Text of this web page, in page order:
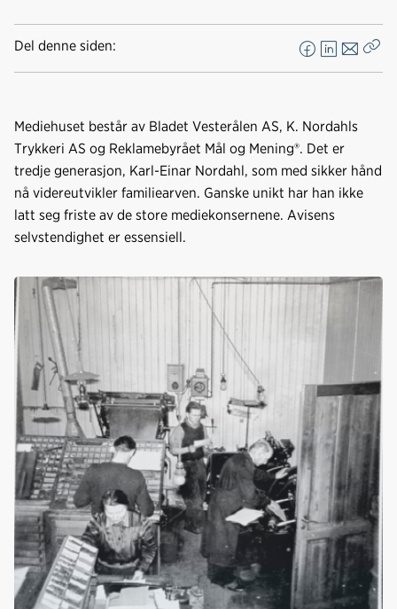
Del denne siden:
F
e
b
o
L
k
e
d
E
o
s
t
Mediehuset består av Bladet Vesterålen AS, K. Nordahls
Trykkeri AS og Reklamebyrået Mål og Mening®. Det er
tredje generasjon, Karl-Einar Nordahl, som med sikker hånd
nå videreutvikler familiearven. Ganske unikt har han ikke
latt seg friste av de store mediekonsernene. Avisens
selvstendighet er essensiell.